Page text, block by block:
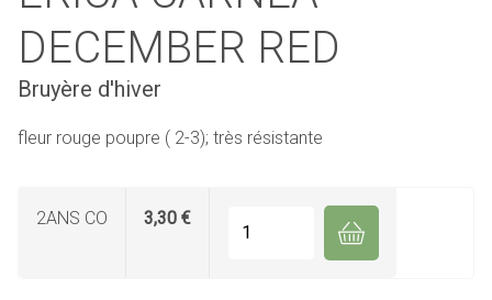
DECEMBER RED
Bruyère d'hiver
fleur rouge poupre ( 2-3); très résistante
2ANS CO 3,30 €